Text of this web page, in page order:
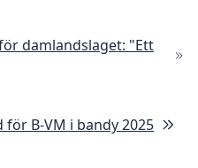
damlandslaget: "Ett
B-VM i bandy 2025